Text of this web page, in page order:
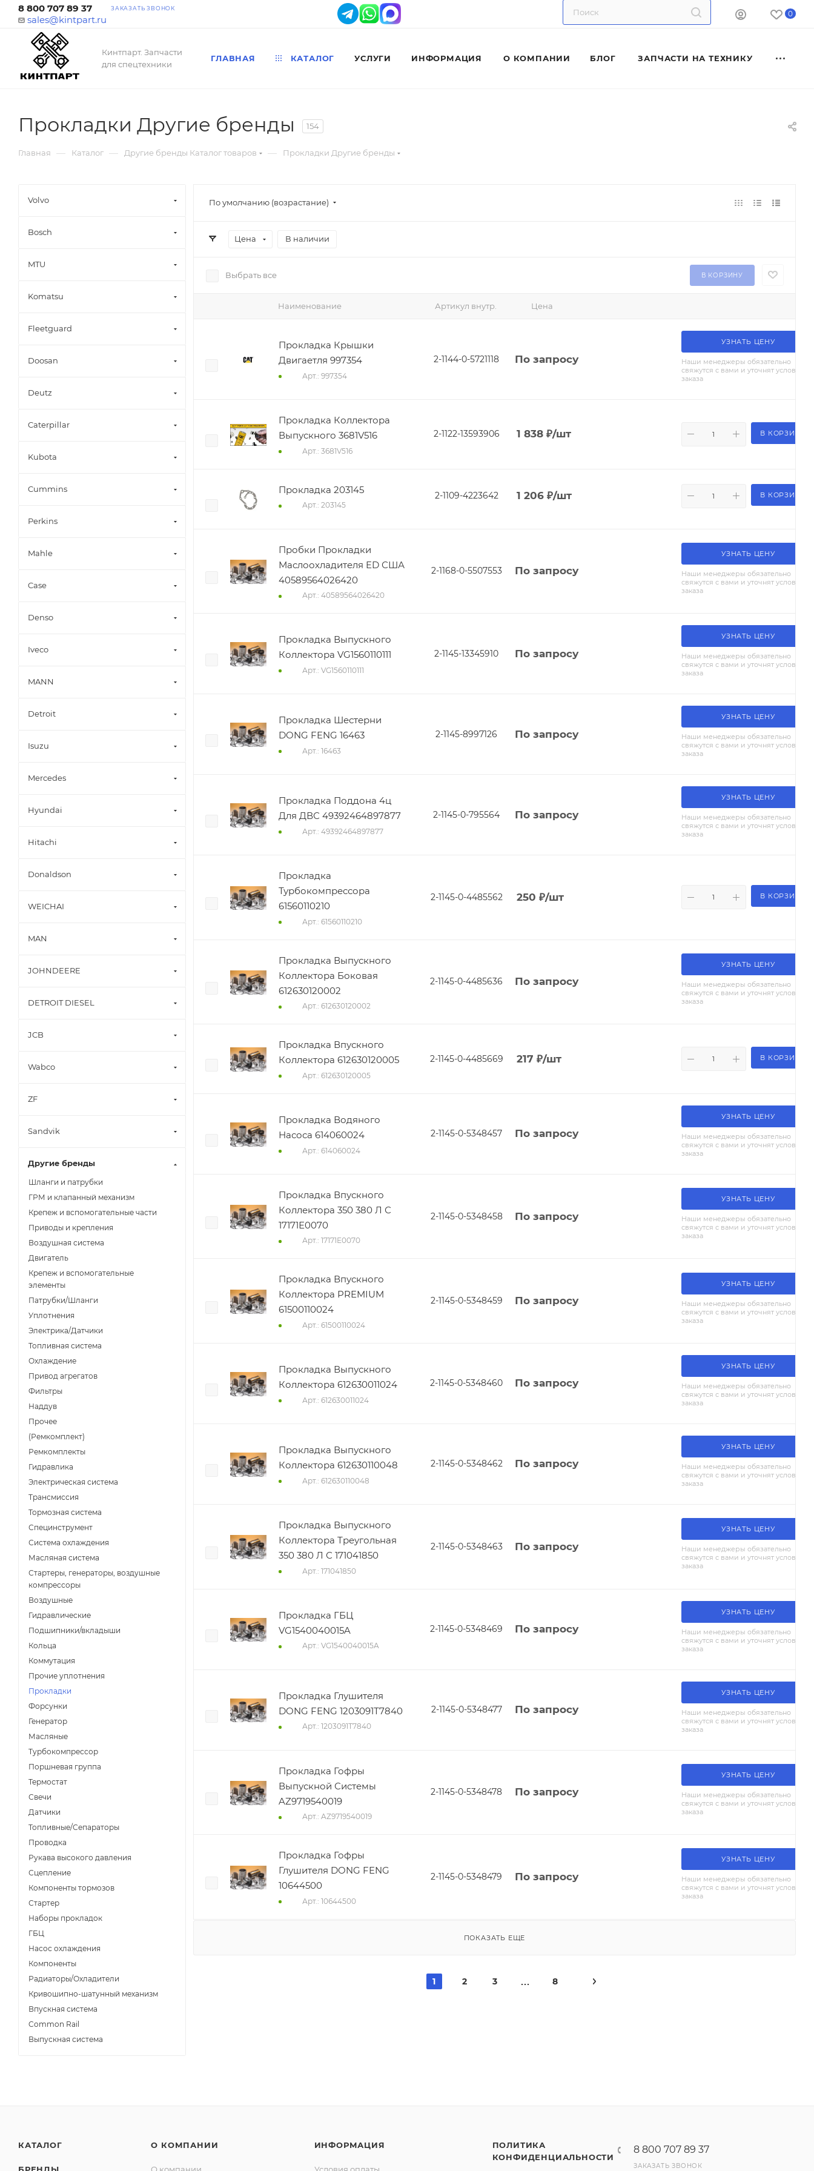
8 800 707 89 37 ЗАКАЗАТЬ ЗВОНОК
sales@kintpart.ru
0
Кинтпарт. Запчасти
для спецтехники
ГЛАВНАЯ КАТАЛОГ УСЛУГИ ИНФОРМАЦИЯ О КОМПАНИИ БЛОГ ЗАПЧАСТИ НА ТЕХНИКУ
Прокладки Другие бренды 154
Главная — Каталог — Другие бренды Каталог товаров — Прокладки Другие бренды
По умолчанию (возрастание)
Цена В наличии
Выбрать все В КОРЗИНУ
Наименование Артикул внутр. Цена
Прокладка Крышки
Двигаетля 997354
Арт.: 997354
2-1144-0-5721118 По запросу
УЗНАТЬ ЦЕНУ
Наши менеджеры обязательно
свяжутся с вами и уточнят условия
заказа
Прокладка Коллектора
Выпускного 3681V516
Арт.: 3681V516
2-1122-13593906 1 838 ₽/шт В КОРЗИНУ
Прокладка 203145
Арт.: 203145
2-1109-4223642 1 206 ₽/шт В КОРЗИНУ
Пробки Прокладки
Маслоохладителя ED США
40589564026420
Арт.: 40589564026420
2-1168-0-5507553 По запросу
УЗНАТЬ ЦЕНУ
Наши менеджеры обязательно
свяжутся с вами и уточнят условия
заказа
Прокладка Выпускного
Коллектора VG1560110111
Арт.: VG1560110111
2-1145-13345910 По запросу
УЗНАТЬ ЦЕНУ
Наши менеджеры обязательно
свяжутся с вами и уточнят условия
заказа
Прокладка Шестерни
DONG FENG 16463
Арт.: 16463
2-1145-8997126 По запросу
УЗНАТЬ ЦЕНУ
Наши менеджеры обязательно
свяжутся с вами и уточнят условия
заказа
Прокладка Поддона 4ц
Для ДВС 49392464897877
Арт.: 49392464897877
2-1145-0-795564 По запросу
УЗНАТЬ ЦЕНУ
Наши менеджеры обязательно
свяжутся с вами и уточнят условия
заказа
Прокладка
Турбокомпрессора
61560110210
Арт.: 61560110210
2-1145-0-4485562 250 ₽/шт В КОРЗИНУ
Прокладка Выпускного
Коллектора Боковая
612630120002
Арт.: 612630120002
2-1145-0-4485636 По запросу
УЗНАТЬ ЦЕНУ
Наши менеджеры обязательно
свяжутся с вами и уточнят условия
заказа
Прокладка Впускного
Коллектора 612630120005
Арт.: 612630120005
2-1145-0-4485669 217 ₽/шт В КОРЗИНУ
Прокладка Водяного
Насоса 614060024
Арт.: 614060024
2-1145-0-5348457 По запросу
УЗНАТЬ ЦЕНУ
Наши менеджеры обязательно
свяжутся с вами и уточнят условия
заказа
Прокладка Впускного
Коллектора 350 380 Л С
17171Е0070
Арт.: 17171Е0070
2-1145-0-5348458 По запросу
УЗНАТЬ ЦЕНУ
Наши менеджеры обязательно
свяжутся с вами и уточнят условия
заказа
Прокладка Впускного
Коллектора PREMIUM
61500110024
Арт.: 61500110024
2-1145-0-5348459 По запросу
УЗНАТЬ ЦЕНУ
Наши менеджеры обязательно
свяжутся с вами и уточнят условия
заказа
Прокладка Выпускного
Коллектора 612630011024
Арт.: 612630011024
2-1145-0-5348460 По запросу
УЗНАТЬ ЦЕНУ
Наши менеджеры обязательно
свяжутся с вами и уточнят условия
заказа
Прокладка Выпускного
Коллектора 612630110048
Арт.: 612630110048
2-1145-0-5348462 По запросу
УЗНАТЬ ЦЕНУ
Наши менеджеры обязательно
свяжутся с вами и уточнят условия
заказа
Прокладка Выпускного
Коллектора Треугольная
350 380 Л С 171041850
Арт.: 171041850
2-1145-0-5348463 По запросу
УЗНАТЬ ЦЕНУ
Наши менеджеры обязательно
свяжутся с вами и уточнят условия
заказа
Прокладка ГБЦ
VG1540040015A
Арт.: VG1540040015A
2-1145-0-5348469 По запросу
УЗНАТЬ ЦЕНУ
Наши менеджеры обязательно
свяжутся с вами и уточнят условия
заказа
Прокладка Глушителя
DONG FENG 1203091Т7840
Арт.: 1203091Т7840
2-1145-0-5348477 По запросу
УЗНАТЬ ЦЕНУ
Наши менеджеры обязательно
свяжутся с вами и уточнят условия
заказа
Прокладка Гофры
Выпускной Системы
AZ9719540019
Арт.: AZ9719540019
2-1145-0-5348478 По запросу
УЗНАТЬ ЦЕНУ
Наши менеджеры обязательно
свяжутся с вами и уточнят условия
заказа
Прокладка Гофры
Глушителя DONG FENG
10644500
Арт.: 10644500
2-1145-0-5348479 По запросу
УЗНАТЬ ЦЕНУ
Наши менеджеры обязательно
свяжутся с вами и уточнят условия
заказа
ПОКАЗАТЬ ЕЩЕ
1 2 3 8
Volvo
Bosch
MTU
Komatsu
Fleetguard
Doosan
Deutz
Caterpillar
Kubota
Cummins
Perkins
Mahle
Case
Denso
Iveco
MANN
Detroit
Isuzu
Mercedes
Hyundai
Hitachi
Donaldson
WEICHAI
MAN
JOHNDEERE
DETROIT DIESEL
JCB
Wabco
ZF
Sandvik
Другие бренды
Шланги и патрубки
ГРМ и клапанный механизм
Крепеж и вспомогательные части
Приводы и крепления
Воздушная система
Двигатель
Крепеж и вспомогательные
элементы
Патрубки/Шланги
Уплотнения
Электрика/Датчики
Топливная система
Охлаждение
Привод агрегатов
Фильтры
Наддув
Прочее
(Ремкомплект)
Ремкомплекты
Гидравлика
Электрическая система
Трансмиссия
Тормозная система
Специнструмент
Система охлаждения
Масляная система
Стартеры, генераторы, воздушные
компрессоры
Воздушные
Гидравлические
Подшипники/вкладыши
Кольца
Коммутация
Прочие уплотнения
Прокладки
Форсунки
Генератор
Масляные
Турбокомпрессор
Поршневая группа
Термостат
Свечи
Датчики
Топливные/Сепараторы
Проводка
Рукава высокого давления
Сцепление
Компоненты тормозов
Стартер
Наборы прокладок
ГБЦ
Насос охлаждения
Компоненты
Радиаторы/Охладители
Кривошипно-шатунный механизм
Впускная система
Common Rail
Выпускная система
КАТАЛОГ О КОМПАНИИ ИНФОРМАЦИЯ
ПОЛИТИКА
КОНФИДЕНЦИАЛЬНОСТИ
8 800 707 89 37
ЗАКАЗАТЬ ЗВОНОК